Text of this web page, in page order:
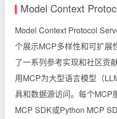
Model Context
Model Context Protocol
个展示MCP多样性和可扩展
了一系列参考实现和社区贡
用MCP为大型语言模型（
具和数据源访问。每个MCP
MCP SDK或Python MCP